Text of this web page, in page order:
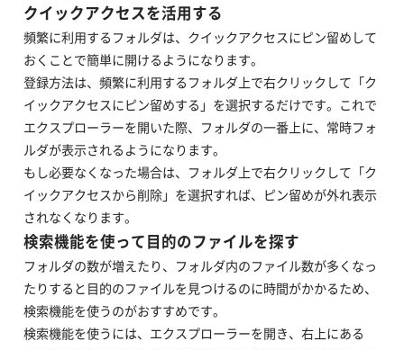
​​クイックアクセスを活用する
​頻繁に利用するフォルダは、クイックアクセスにピン留めして
おくことで簡単に開けるようになります。
​登録方法は、頻繁に利用するフォルダ上で右クリックして「ク
イックアクセスにピン留めする」を選択するだけです。これで
エクスプローラーを開いた際、フォルダの一番上に、常時フォ
ルダが表示されるようになります。
​もし必要なくなった場合は、フォルダ上で右クリックして「ク
イックアクセスから削除」を選択すれば、ピン留めが外れ表示
されなくなります。
検索機能を使って目的のファイルを探す
​フォルダの数が増えたり、フォルダ内のファイル数が多くなっ
たりすると目的のファイルを見つけるのに時間がかかるため、
検索機能を使うのがおすすめです。
​検索機能を使うには、エクスプローラーを開き、右上にある